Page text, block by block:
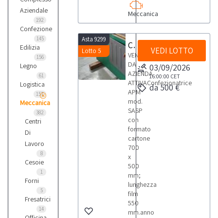
Aziendale
192
Confezione
145
Edilizia
156
Legno
61
Logistica
157
Meccanica
382
Centri
Di
Lavoro
8
Cesoie
1
Forni
5
Fresatrici
14
Meccanica
Asta 9299
Lotto 5
Confezionatrice APM SASP
VENDITA
DA
AZIENDA
ATTIVAConfezionatrice
APM
mod.
SASP
con
formato
cartone
700
x
500
mm;
lunghezza
film
550
mm.anno
VEDI LOTTO
03/09/2026
16:00:00 CET
da 500 €